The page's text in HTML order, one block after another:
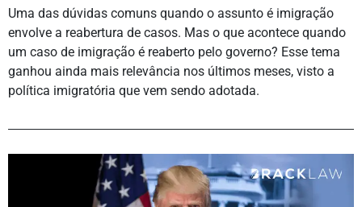
Uma das dúvidas comuns quando o assunto é imigração
envolve a reabertura de casos. Mas o que acontece quando
um caso de imigração é reaberto pelo governo? Esse tema
ganhou ainda mais relevância nos últimos meses, visto a
política imigratória que vem sendo adotada.